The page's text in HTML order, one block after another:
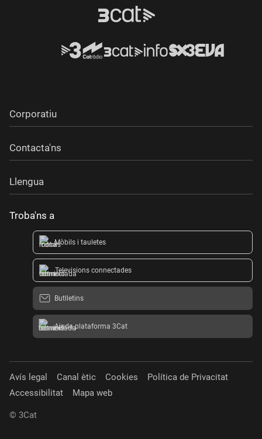
Corporatiu
Contacta'ns
Llengua
Troba'ns a
Mòbils i tauletes
Televisions connectades
Butlletins
Ajuda plataforma 3Cat
Avís legal Canal ètic Cookies
Política de Privacitat
Accessibilitat
Mapa web
© 3Cat